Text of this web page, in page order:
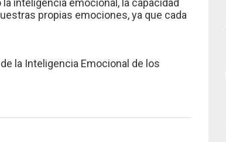
inteligencia emocional, la capacidad
propias emociones, ya que cada
la Inteligencia Emocional de los